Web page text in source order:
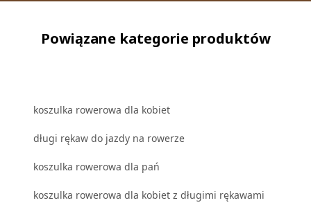
Powiązane kategorie produktów
koszulka rowerowa dla kobiet
długi rękaw do jazdy na rowerze
koszulka rowerowa dla pań
koszulka rowerowa dla kobiet z długimi rękawami